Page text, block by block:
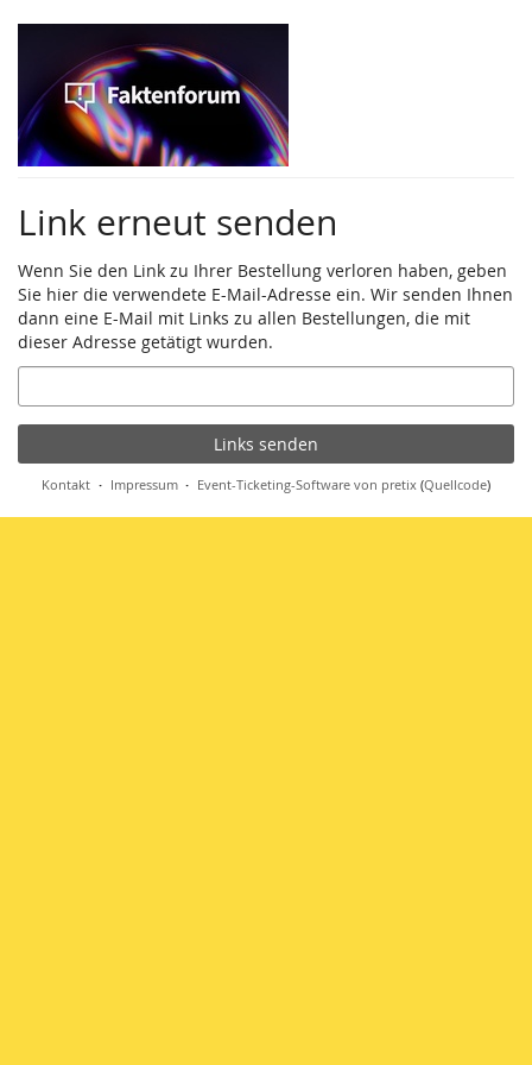
Zum
springen
Link erneut senden
Wenn Sie den Link zu Ihrer Bestellung verloren haben, geben
Sie hier die verwendete E-Mail-Adresse ein. Wir senden Ihnen
dann eine E-Mail mit Links zu allen Bestellungen, die mit
dieser Adresse getätigt wurden.
E-
Mail
Links senden
Kontakt Impressum Event-Ticketing-Software von pretix (Quellcode)